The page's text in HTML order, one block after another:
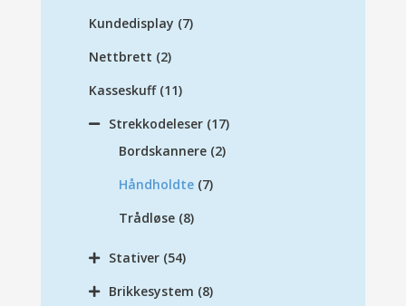
Kundedisplay (7)
Nettbrett (2)
Kasseskuff (11)
Strekkodeleser (17)
Bordskannere (2)
Håndholdte (7)
Trådløse (8)
Stativer (54)
Brikkesystem (8)